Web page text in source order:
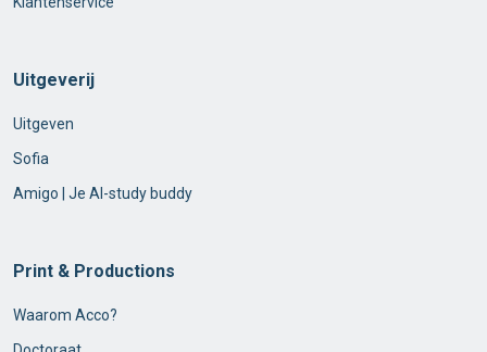
Uitgeverij
Uitgeven
Sofia
Amigo | Je AI-study buddy
Print & Productions
Waarom Acco?